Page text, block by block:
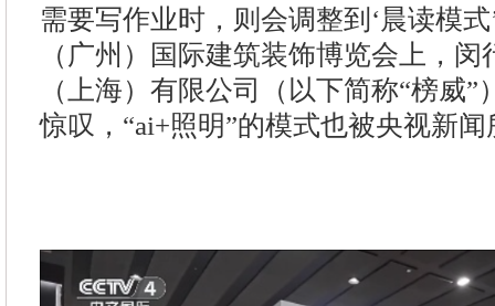
需要写作业时，则会调整到‘晨读模
（广州）国际建筑装饰博览会上，
（上海）有限公司（以下简称“榜威
惊叹，“ai+照明”的模式也被央视新